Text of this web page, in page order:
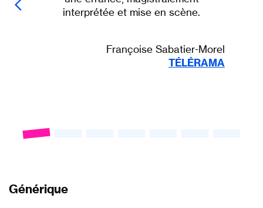
interprétée et mise en scène.
Françoise Sabatier-Morel
TÉLÉRAMA
Générique